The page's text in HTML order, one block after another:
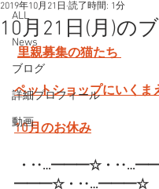
ALL
News
ブログ
詳細プロフィール
動画
10月21日(月)の
2019年10月21日 読了時間: 1分
里親募集の猫たち
ペットショップにいくま
10月のお休み
・‥…━━━☆・
━━━☆・‥…━━━☆